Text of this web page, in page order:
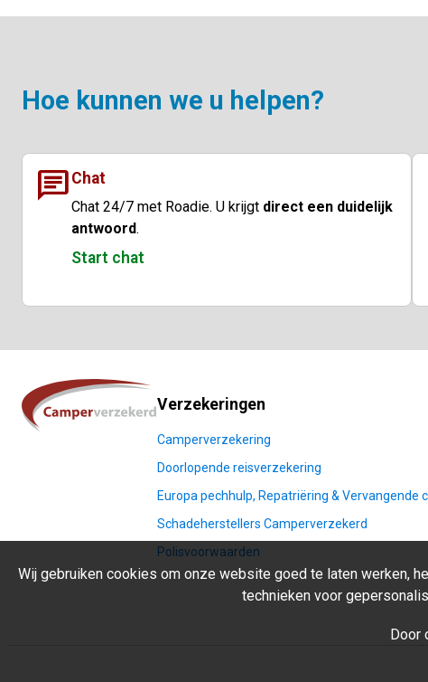
Hoe kunnen we u helpen?
chat Chat
Chat 24/7 met Roadie. U krijgt direct een duidelijk
antwoord.
Start chat
Sitemap
Verzekeringen
Camperverzekering
Doorlopende reisverzekering
Europa pechhulp, Repatriëring & Vervangende
Schadeherstellers Camperverzekerd
Polisvoorwaarden
Wij gebruiken cookies om onze website goed te laten werken,
technieken voor
Door